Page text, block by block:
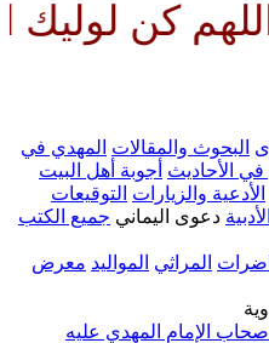
كن لوليك
البحوث والمقالات المهدي في
في الأحاديث أجوبة أهل البيت
الأدعية والزيارات التوقيعات
دعوى اليماني جميع الكتب
المراثي المواليد معرض
أصحاب الإمام المهدي عليه